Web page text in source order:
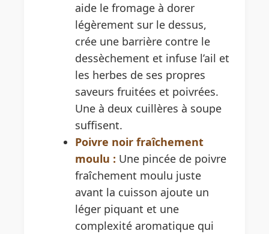
aide le fromage à dorer
légèrement sur le dessus,
crée une barrière contre le
dessèchement et infuse l’ail et
les herbes de ses propres
saveurs fruitées et poivrées.
Une à deux cuillères à soupe
suffisent.
Poivre noir fraîchement
moulu : Une pincée de poivre
fraîchement moulu juste
avant la cuisson ajoute un
léger piquant et une
complexité aromatique qui